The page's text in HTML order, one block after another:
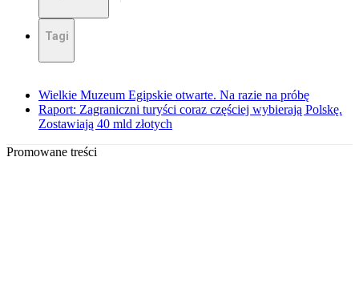
Tagi
Wielkie Muzeum Egipskie otwarte. Na razie na próbę
Raport: Zagraniczni turyści coraz częściej wybierają Polskę.
Zostawiają 40 mld złotych
Promowane treści